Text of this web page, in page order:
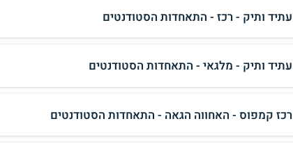
עתיד ותיק - רכז - התאחדות הסטודנטים
עתיד ותיק - מלגאי - התאחדות הסטודנטים
רכז קמפוס - האחווה הגאה - התאחדות הסטודנטים